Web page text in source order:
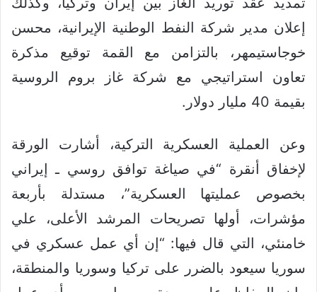
إعلان مدير شركة النفط الوطنية الإيرانية، محسن
خوجاستيمهر، بالتزامن مع القمة توقيع مذكرة
تعاون استراتيجي مع شركة غاز بروم الروسية
بقيمة 40 مليار دولار.
وعن العملية العسكرية التركية، أشارت الورقة
لإخفاق أنقرة “في صياغة توافق روسي ـ إيراني
بخصوص عمليتها العسكرية”، مستدلة بأربعة
مؤشرات، أولها تصريحات المرشد الأعلى، علي
خامنئي، التي قال فيها: “إن أي عمل عسكري في
سوريا سيعود بالضرر على تركيا وسوريا والمنطقة،